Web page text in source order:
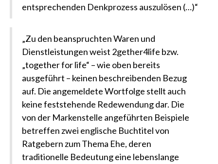
entsprechenden Denkprozess auszulösen (…)“
„Zu den beanspruchten Waren und
Dienstleistungen weist 2gether4life bzw.
„together for life“ – wie oben bereits
ausgeführt – keinen beschreibenden Bezug
auf. Die angemeldete Wortfolge stellt auch
keine feststehende Redewendung dar. Die
von der Markenstelle angeführten Beispiele
betreffen zwei englische Buchtitel von
Ratgebern zum Thema Ehe, deren
traditionelle Bedeutung eine lebenslange